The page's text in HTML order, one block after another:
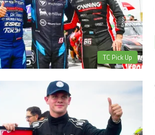
TC Pick Up